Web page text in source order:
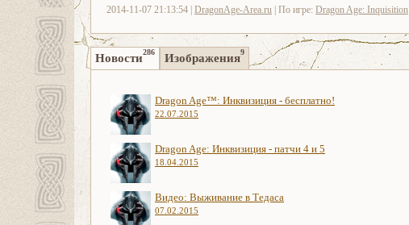
2014-11-07 21:13:54 | DragonAge-Area.ru | По игре: Dragon Age: Inquisition
Новости286 Изображения9
Dragon Age™: Инквизиция - бесплатно!
22.07.2015
Dragon Age: Инквизиция - патчи 4 и 5
18.04.2015
Видео: Выживание в Тедаса
07.02.2015